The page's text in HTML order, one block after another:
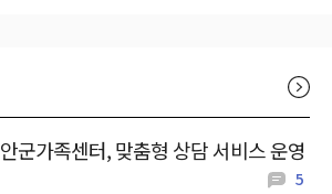
군가족센터, 맞춤형 상담 서비스 운영
5